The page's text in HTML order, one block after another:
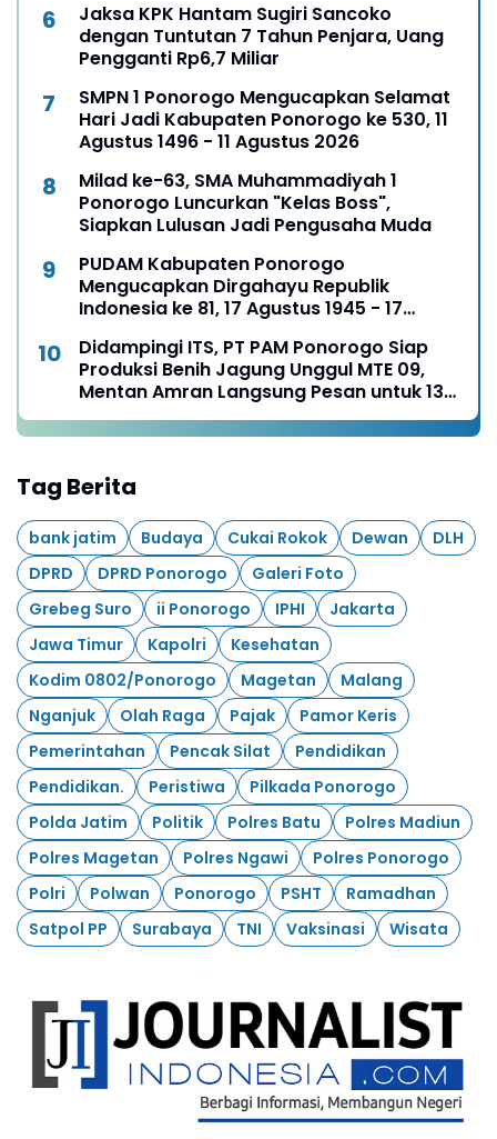
Jaksa KPK Hantam Sugiri Sancoko
dengan Tuntutan 7 Tahun Penjara, Uang
Pengganti Rp6,7 Miliar
SMPN 1 Ponorogo Mengucapkan Selamat
Hari Jadi Kabupaten Ponorogo ke 530, 11
Agustus 1496 - 11 Agustus 2026
Milad ke-63, SMA Muhammadiyah 1
Ponorogo Luncurkan "Kelas Boss",
Siapkan Lulusan Jadi Pengusaha Muda
PUDAM Kabupaten Ponorogo
Mengucapkan Dirgahayu Republik
Indonesia ke 81, 17 Agustus 1945 - 17
Didampingi ITS, PT PAM Ponorogo Siap
Produksi Benih Jagung Unggul MTE 09,
Mentan Amran Langsung Pesan untuk 13
Ribu Hektare
Tag Berita
bank jatim Budaya Cukai Rokok Dewan
DLH
DPRD
DPRD Ponorogo
Galeri Foto
Grebeg Suro
ii Ponorogo IPHI
Jakarta
Jawa Timur
Kapolri
Kesehatan
Kodim 0802/Ponorogo
Magetan
Malang
Nganjuk
Olah Raga Pajak
Pamor Keris
Pemerintahan
Pencak Silat
Pendidikan
Pendidikan.
Peristiwa
Pilkada Ponorogo
Polda Jatim
Politik Polres Batu
Polres Madiun
Polres Magetan
Polres Ngawi
Polres Ponorogo
Polri
Polwan Ponorogo PSHT
Ramadhan
Satpol PP
Surabaya TNI Vaksinasi Wisata